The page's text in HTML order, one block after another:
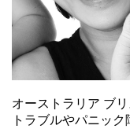
オーストラリア ブ
トラブルやパニッ